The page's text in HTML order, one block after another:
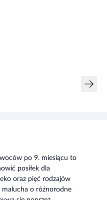
po 9. miesiącu to
posiłek dla
oraz pięć rodzajów
o różnorodne